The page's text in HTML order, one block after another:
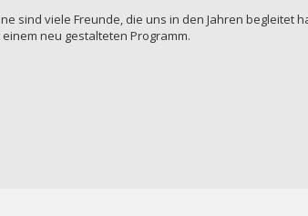
sind viele Freunde, die uns in den Jahren begleitet
neu gestalteten Programm.